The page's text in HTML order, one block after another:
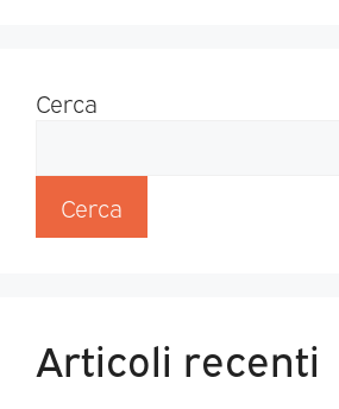
Cerca
Cerca
Articoli recenti